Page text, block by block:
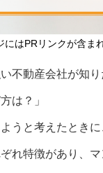
にはPRリンクが含ま
不動産会社が知り
は？」
うと考えたとき
れ特徴があり、